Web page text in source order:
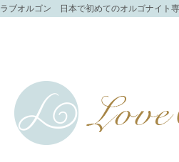
ラブオルゴン 日本で初めてのオルゴナイト